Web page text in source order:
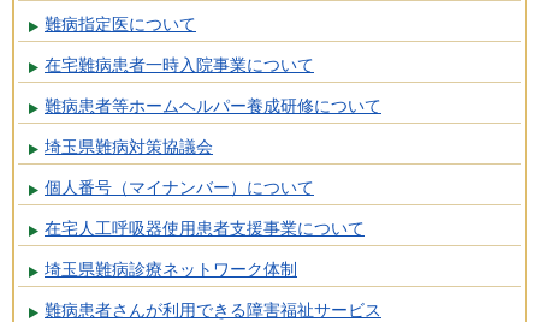
難病指定医について
在宅難病患者一時入院事業について
難病患者等ホームヘルパー養成研修について
埼玉県難病対策協議会
個人番号（マイナンバー）について
在宅人工呼吸器使用患者支援事業について
埼玉県難病診療ネットワーク体制
難病患者さんが利用できる障害福祉サービス